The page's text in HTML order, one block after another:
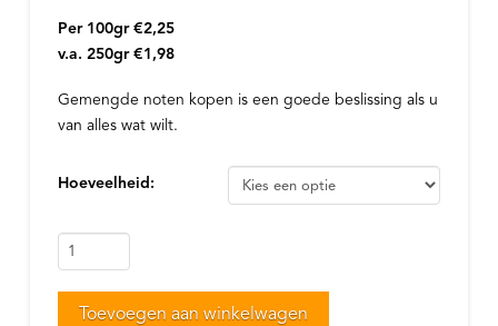
Per 100gr €2,25
v.a. 250gr €1,98
Gemengde noten kopen is een goede beslissing als u
van alles wat wilt.
Hoeveelheid:
Gemengde
noten
(ongebrand
Toevoegen aan winkelwagen